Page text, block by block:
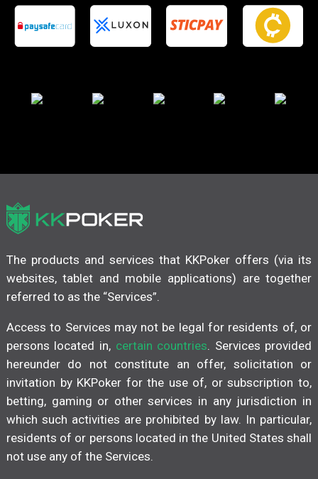
The products and services that KKPoker offers (via its
websites, tablet and mobile applications) are together
referred to as the “Services”.
Access to Services may not be legal for residents of, or
persons located in, certain countries . Services provided
hereunder do not constitute an offer, solicitation or
invitation by KKPoker for the use of, or subscription to,
betting, gaming or other services in any jurisdiction in
which such activities are prohibited by law. In particular,
residents of or persons located in the United States shall
not use any of the Services.